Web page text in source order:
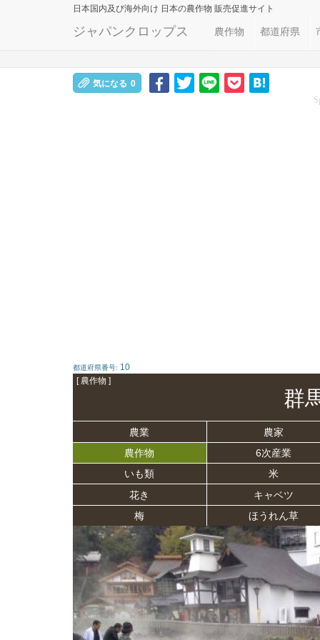
日本国内及び海外向け 日本の農作物 販売促進サイト
ジャパンクロップス 農作物 都道府県
気になる 0
都道府県番号: 10
[ 農作物 ]
群
農業
農家
農作物
6次産業
いも類
米
花き
キャベツ
梅
ほうれん草